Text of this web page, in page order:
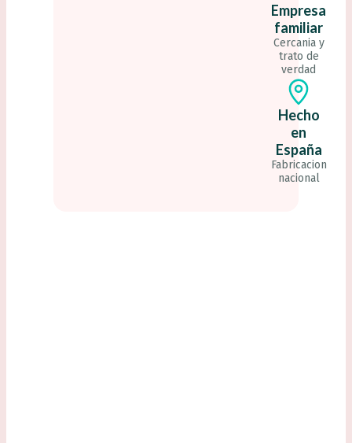
Empresa
familiar
Cercania y
trato de
verdad
Hecho
en
España
Fabricacion
nacional